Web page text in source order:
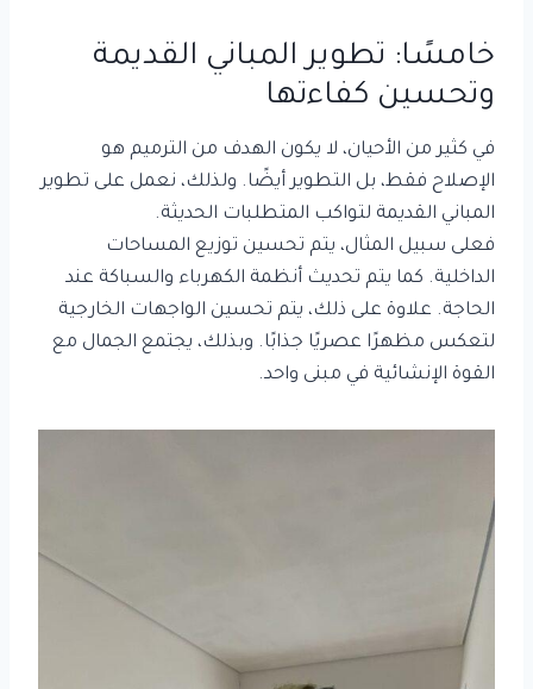
خامسًا: تطوير المباني القديمة
وتحسين كفاءتها
في كثير من الأحيان، لا يكون الهدف من الترميم هو
الإصلاح فقط، بل التطوير أيضًا. ولذلك، نعمل على تطوير
المباني القديمة لتواكب المتطلبات الحديثة.
فعلى سبيل المثال، يتم تحسين توزيع المساحات
الداخلية. كما يتم تحديث أنظمة الكهرباء والسباكة عند
الحاجة. علاوة على ذلك، يتم تحسين الواجهات الخارجية
لتعكس مظهرًا عصريًا جذابًا. وبذلك، يجتمع الجمال مع
القوة الإنشائية في مبنى واحد.